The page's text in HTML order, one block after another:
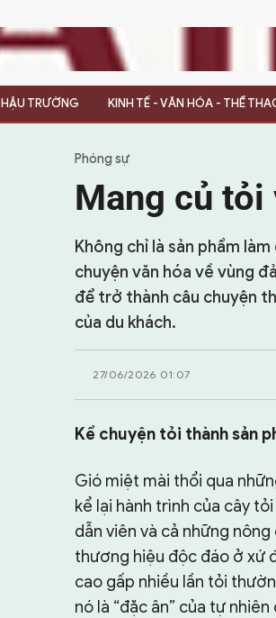
HẬU TRƯỜNG KINH TẾ - VĂN HÓA - THỂ
Phóng sự
Mang củ tỏi
Không chỉ là sản phẩm
chuyện văn hóa về vùng
để trở thành câu chuyện
của du khách.
27/06/2026 01:07
Kể chuyện tỏi thành sản
Gió miệt mài thổi qua
kể lại hành trình của cây
dẫn viên và cả những
thương hiệu độc đáo ở xứ
cao gấp nhiều lần tỏi
nó là “đặc ân” của tự